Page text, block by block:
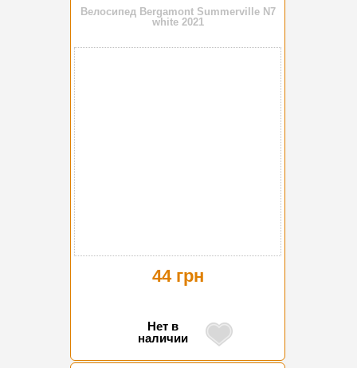
Велосипед Bergamont Summerville N7
white 2021
44 грн
Нет в
наличии